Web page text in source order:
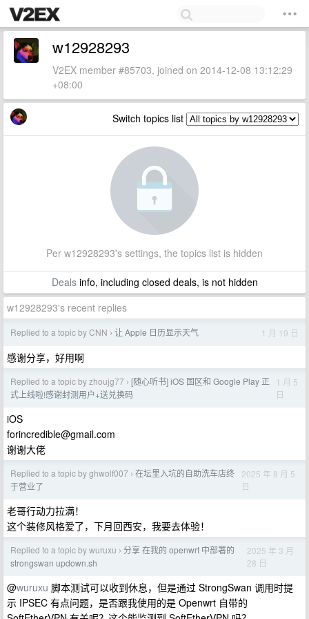
w12928293
V2EX member #85703, joined on 2014-12-08 13:12:29
+08:00
Switch topics list
Per w12928293's settings, the topics list is hidden
Dealsinfo, including closed deals, is not hidden
w12928293's recent replies
Replied to a topic by CNN › 让 Apple 日历显示天气 1 月 19 日
感谢分享，好用啊
Replied to a topic by zhoujg77 › [随心听书] iOS 国区和 Google Play 正
式上线啦!感谢封测用户+送兑换码
1 月 5
日
iOS
forincredible@gmail.com
谢谢大佬
Replied to a topic by ghwolf007 › 在坛里入坑的自助洗车店终
于营业了
2025 年 8 月 5
日
老哥行动力拉满！
这个装修风格爱了，下月回西安，我要去体验！
Replied to a topic by wuruxu › 分享 在我的 openwrt 中部署的
strongswan updown.sh
2025 年 3 月
28 日
@wuruxu 脚本测试可以收到休息，但是通过 StrongSwan 调用时提
示 IPSEC 有点问题，是否跟我使用的是 Openwrt 自带的